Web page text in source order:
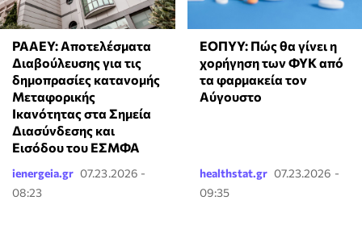
ΡΑΑΕΥ: Αποτελέσματα
Διαβούλευσης για τις
δημοπρασίες κατανομής
Μεταφορικής
Ικανότητας στα Σημεία
Διασύνδεσης και
Εισόδου του ΕΣΜΦΑ
ienergeia.gr 07.23.2026 -
08:23
ΕΟΠΥΥ: Πώς θα γίνει η
χορήγηση των ΦΥΚ από
τα φαρμακεία τον
Αύγουστο
healthstat.gr 07.23.2026 -
09:35